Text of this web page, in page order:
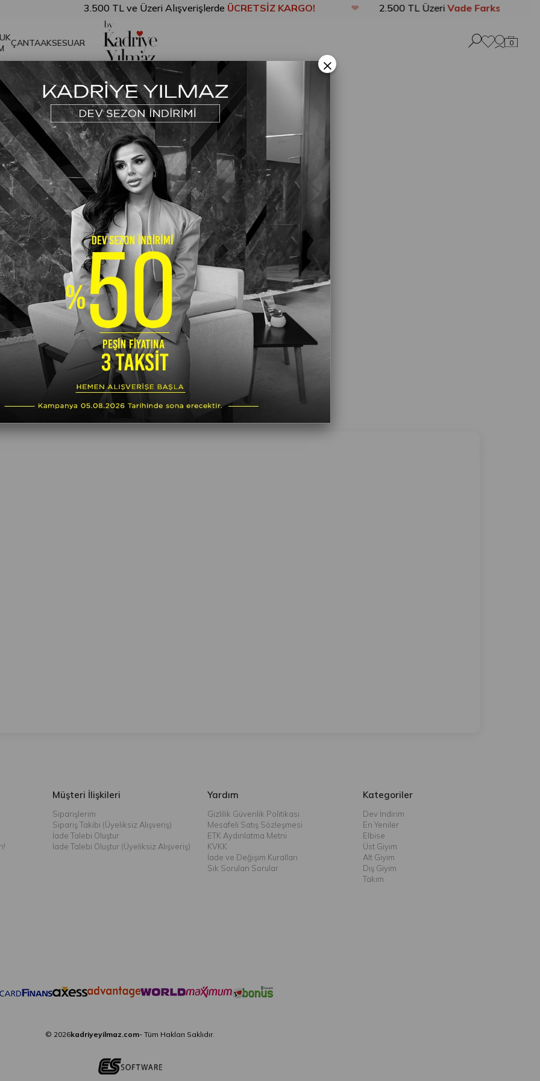
3.500 TL ve Üzeri AlışverişlerdeÜCRETSİZ KARGO! 2.500 TL ÜzeriVade Farksız 3
ÇANTAAKSESUAR 0
Ulaşın | KY MODA TEKSTİL
TİCARET ANONİM ŞİRKETİ
Güven Mah. Lalezar Sk. Reis APT No: 22-A Güngören/İstanbul
0530 393 54 34
info@kadriyeyilmaz.com
ARA YOL TARİFİ
Müşteri İlişkileri
Siparişlerim
Sipariş Takibi (Üyeliksiz Alışveriş)
İade Talebi Oluştur
İade Talebi Oluştur (Üyeliksiz Alışveriş)
Yardım
Gizlilik Güvenlik Politikası
Mesafeli Satış Sözleşmesi
ETK Aydınlatma Metni
KVKK
İade ve Değişim Kuralları
Sık Sorulan Sorular
Kategoriler
Dev İndirim
En Yeniler
Elbise
Üst Giyim
Alt Giyim
Dış Giyim
Takım
© 2026kadriyeyilmaz.com- Tüm Hakları Saklıdır.
×